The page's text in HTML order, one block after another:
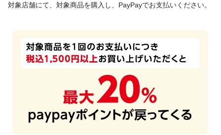
対象店舗にて、対象商品を購入し、PayPayでお支払いください。